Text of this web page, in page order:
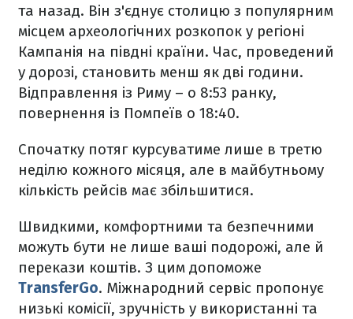
та назад. Він з'єднує столицю з популярним
місцем археологічних розкопок у регіоні
Кампанія на півдні країни. Час, проведений
у дорозі, становить менш як дві години.
Відправлення із Риму – о 8:53 ранку,
повернення із Помпеїв о 18:40.
Спочатку потяг курсуватиме лише в третю
неділю кожного місяця, але в майбутньому
кількість рейсів має збільшитися.
Швидкими, комфортними та безпечними
можуть бути не лише ваші подорожі, але й
перекази коштів. З цим допоможе
TransferGo. Міжнародний сервіс пропонує
низькі комісії, зручність у використанні та